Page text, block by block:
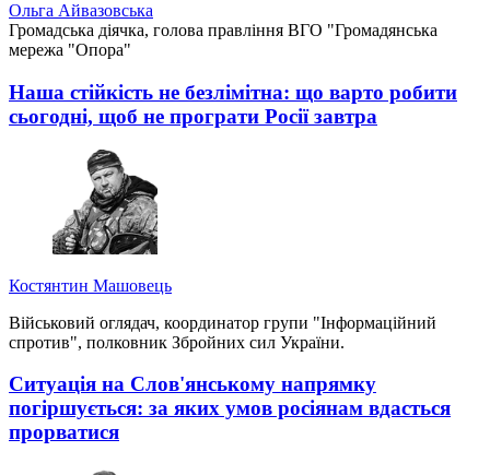
Ольга Айвазовська
Громадська діячка, голова правління ВГО "Громадянська
мережа "Опора"
Наша стійкість не безлімітна: що варто робити
сьогодні, щоб не програти Росії завтра
Костянтин Машовець
Військовий оглядач, координатор групи "Інформаційний
спротив", полковник Збройних сил України.
Ситуація на Слов'янському напрямку
погіршується: за яких умов росіянам вдасться
прорватися